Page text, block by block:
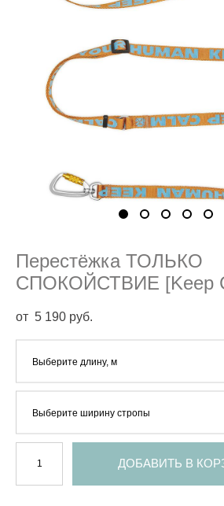
Перестёжка ТОЛЬКО
СПОКОЙСТВИЕ [Keep
от 5 190 pуб.
Выберите длину, м
Выберите ширину стропы
ДОБАВИТЬ В